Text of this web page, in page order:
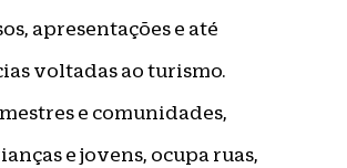
apresentações e até
voltadas ao turismo.
e comunidades,
e jovens, ocupa ruas,